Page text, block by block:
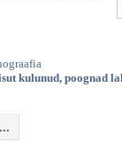
kulunud, poognad